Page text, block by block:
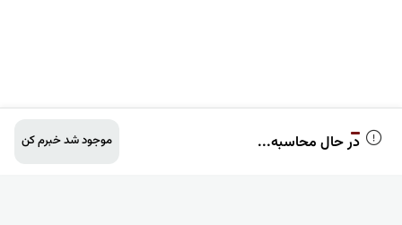
محاسبه... موجود شد خبرم کن